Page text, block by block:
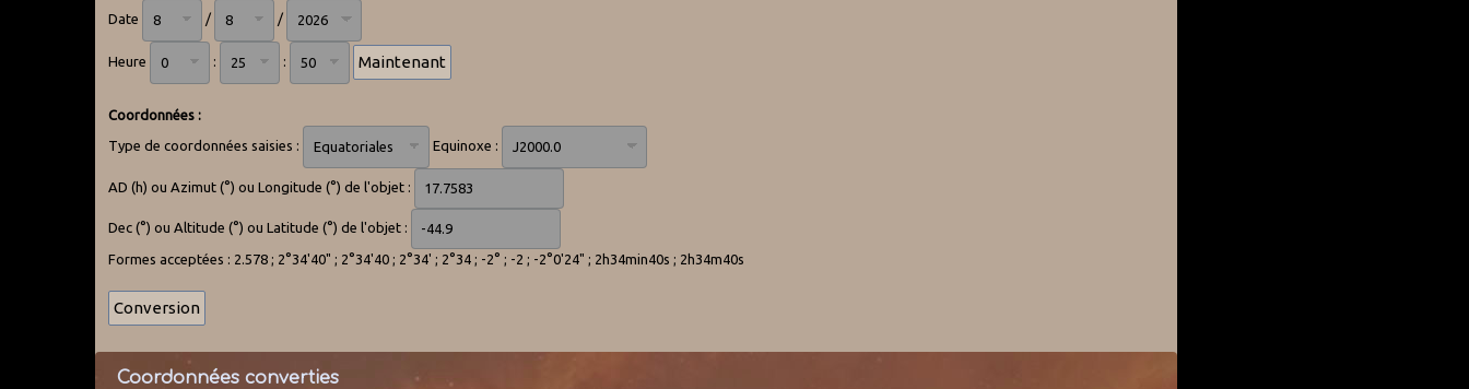
Date
/ /
Heure : :
Coordonnées :
Type de coordonnées saisies :
Equinoxe :
AD (h) ou Azimut (°) ou Longitude (°) de l'objet :
Dec (°) ou Altitude (°) ou Latitude (°) de l'objet :
Formes acceptées : 2.578 ; 2°34'40" ; 2°34'40 ; 2°34' ; 2°34 ; -2° ; -2 ; -2°0'24" ; 2h34min40s ; 2h34m40s
Coordonnées converties